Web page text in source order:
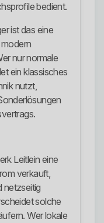
bedient.
ist das eine
nur normale
ein klassisches
nutzt,
Leitlein eine
verkauft,
netzseitig
solche
Wer lokale